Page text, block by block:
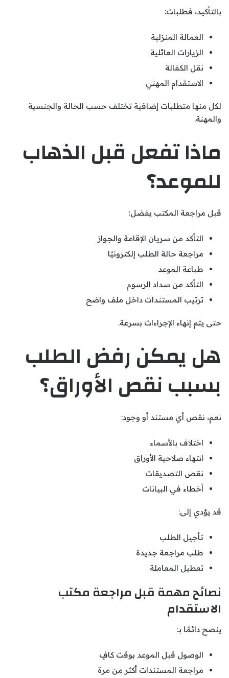
بالتأكيد، فطلبات:
العمالة المنزلية
الزيارات العائلية
نقل الكفالة
الاستقدام المهني
لكل منها متطلبات إضافية تختلف حسب الحالة والجنسية
والمهنة.
ماذا تفعل قبل الذهاب
للموعد؟
قبل مراجعة المكتب يفضل:
التأكد من سريان الإقامة والجواز
مراجعة حالة الطلب إلكترونيًا
طباعة الموعد
التأكد من سداد الرسوم
ترتيب المستندات داخل ملف واضح
حتى يتم إنهاء الإجراءات بسرعة.
هل يمكن رفض الطلب
بسبب نقص الأوراق؟
نعم، نقص أي مستند أو وجود:
اختلاف بالأسماء
انتهاء صلاحية الأوراق
نقص التصديقات
أخطاء في البيانات
قد يؤدي إلى:
تأجيل الطلب
طلب مراجعة جديدة
تعطيل المعاملة
نصائح مهمة قبل مراجعة مكتب
الاستقدام
ينصح دائمًا بـ:
الوصول قبل الموعد بوقت كافٍ
مراجعة المستندات أكثر من مرة